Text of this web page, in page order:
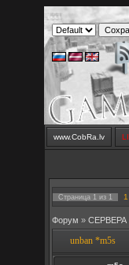
www.CobRa.lv
Страница 1 из 1 1
Форум » СЕРВЕРА
unban *m5s